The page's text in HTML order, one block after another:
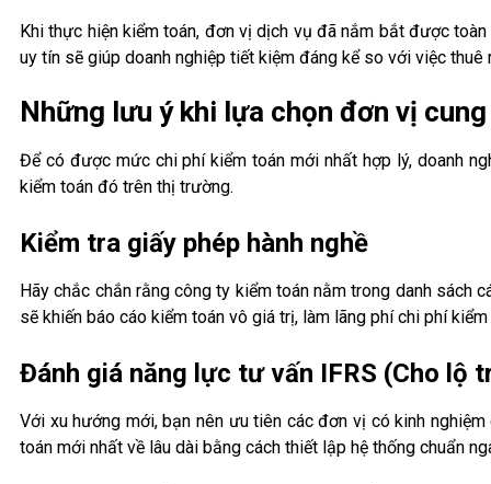
Khi thực hiện kiểm toán, đơn vị dịch vụ đã nắm bắt được
uy tín sẽ giúp doanh nghiệp tiết kiệm đáng kể so với việc
Những lưu ý khi lựa chọn đơn vị
Để có được mức chi phí kiểm toán mới nhất hợp lý, doanh
kiểm toán đó trên thị trường.
Kiểm tra giấy phép hành nghề
Hãy chắc chắn rằng công ty kiểm toán nằm trong danh sách
sẽ khiến báo cáo kiểm toán vô giá trị, làm lãng phí chi phí
Đánh giá năng lực tư vấn IFRS (Cho lộ
Với xu hướng mới, bạn nên ưu tiên các đơn vị có kinh
toán mới nhất về lâu dài bằng cách thiết lập hệ thống chuẩn